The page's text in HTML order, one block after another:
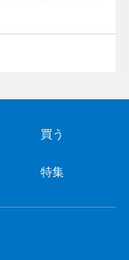
買う
特集